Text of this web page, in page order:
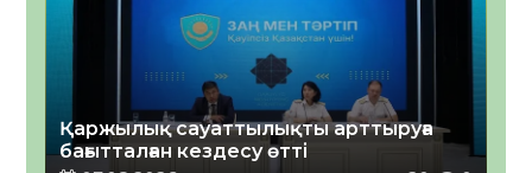
Қаржылық сауаттылықты арттыруға
бағытталған кездесу өтті